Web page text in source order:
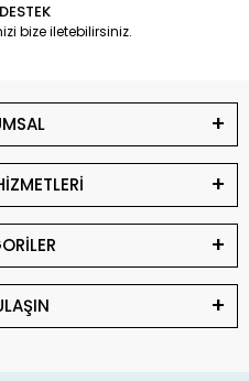
bize iletebilirsiniz.